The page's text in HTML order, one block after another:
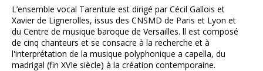
L’ensemble vocal Tarentule est dirigé par Cécil Gallois et
Xavier de Lignerolles, issus des CNSMD de Paris et Lyon et
du Centre de musique baroque de Versailles. ll est composé
de cinq chanteurs et se consacre à la recherche et à
l'interprétation de la musique polyphonique a capella, du
madrigal (fin XVIe siècle) à la création contemporaine.